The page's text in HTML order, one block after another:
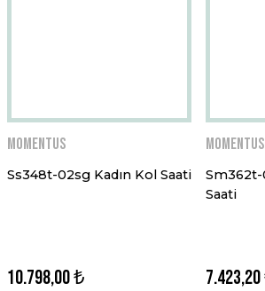
Momentus
Ss348t-02sg Kadın Kol Saati
10.798,00 ₺
Momentus
Saati